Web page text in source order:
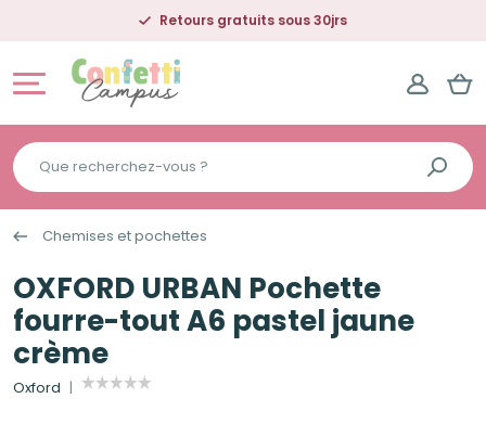
Retours gratuits sous 30jrs
Que
recherchez-
vous
?
Chemises et pochettes
OXFORD URBAN Pochette
fourre-tout A6 pastel jaune
crème
Oxford